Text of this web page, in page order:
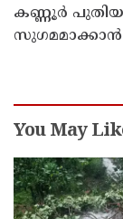
കണ്ണൂർ
സുഗമമാക്കാന്‍
You May